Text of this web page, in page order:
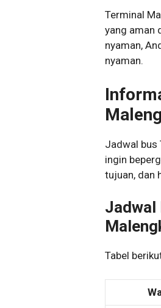
Terminal
yang aman
nyaman,
nyaman.
Jadwal bus
ingin
tujuan, dan
Jadwal
Tabel